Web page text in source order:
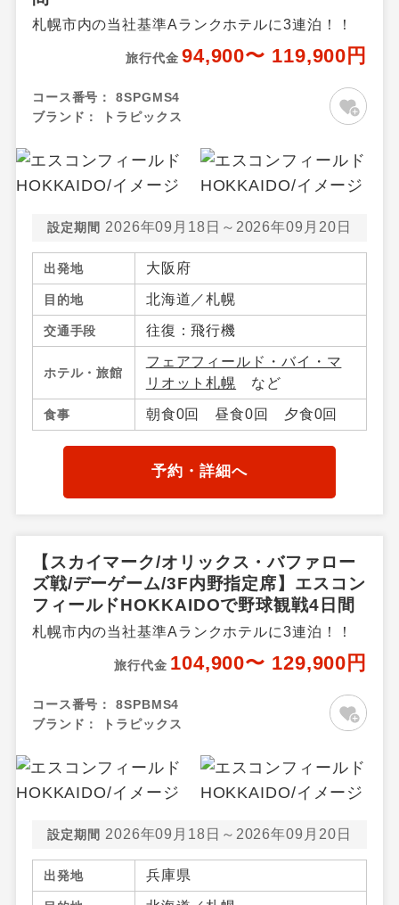
札幌市内の当社基準Aランクホテルに3連泊！！
旅行代金 94,900〜 119,900円
コース番号：
8SPGMS4
ブランド：
トラピックス
設定期間 2026年09月18日～2026年09月20日
出発地 大阪府
目的地 北海道／札幌
交通手段 往復：飛行機
ホテル・旅館
フェアフィールド・バイ・マ
リオット札幌 など
食事 朝食0回 昼食0回 夕食0回
予約・詳細へ
【スカイマーク/オリックス・バファロー
ズ戦/デーゲーム/3F内野指定席】エスコン
フィールドHOKKAIDOで野球観戦4日間
札幌市内の当社基準Aランクホテルに3連泊！！
旅行代金 104,900〜 129,900円
コース番号：
8SPBMS4
ブランド：
トラピックス
設定期間 2026年09月18日～2026年09月20日
出発地 兵庫県